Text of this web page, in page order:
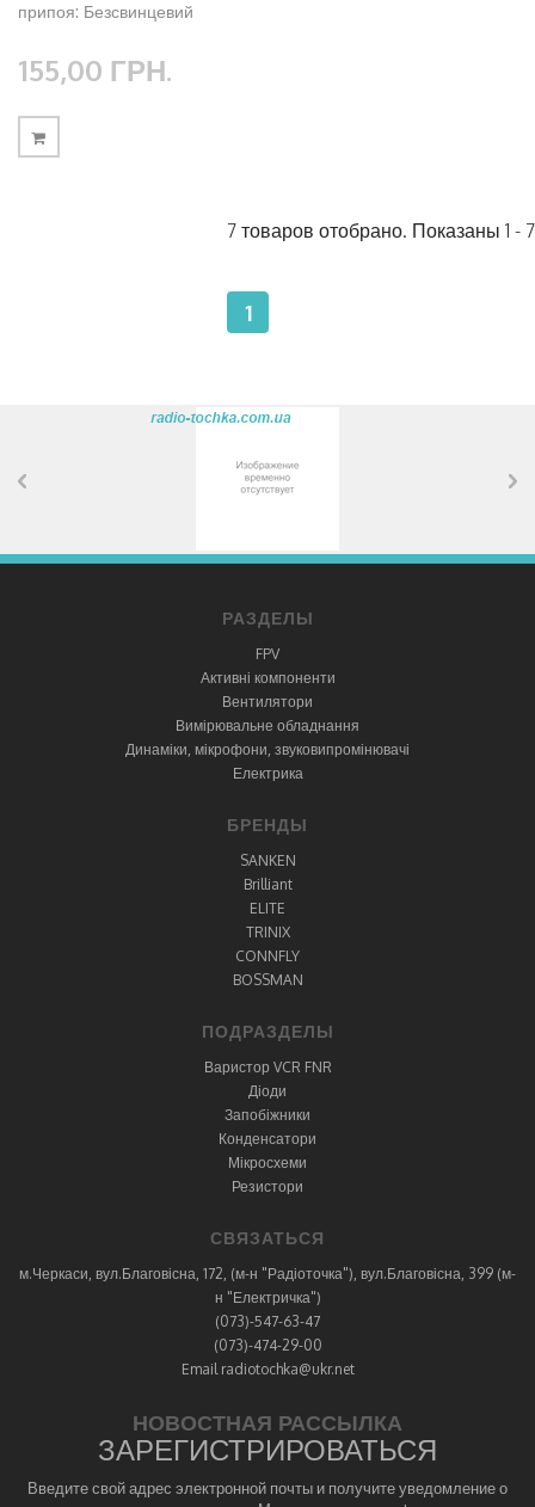
припоя: Безсвинцевий
155,00 ГРН.
7 товаров отобрано. Показаны 1 - 7
1
РАЗДЕЛЫ
FPV
Активні компоненти
Вентилятори
Вимірювальне обладнання
Динаміки, мікрофони, звуковипромінювачі
Електрика
БРЕНДЫ
SANKEN
Brilliant
ELITE
TRINIX
CONNFLY
BOSSMAN
ПОДРАЗДЕЛЫ
Варистор VCR FNR
Діоди
Запобіжники
Конденсатори
Мікросхеми
Резистори
СВЯЗАТЬСЯ
м.Черкаси, вул.Благовісна, 172, (м-н "Радіоточка"), вул.Благовісна, 399 (м-
н "Електричка")
(073)-547-63-47
(073)-474-29-00
Email radiotochka@ukr.net
НОВОСТНАЯ РАССЫЛКА
ЗАРЕГИСТРИРОВАТЬСЯ
Введите свой адрес электронной почты и получите уведомление о